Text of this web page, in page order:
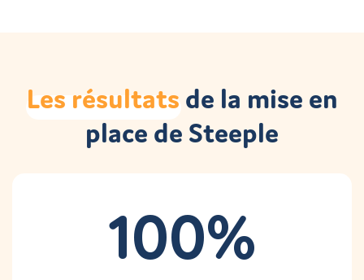
Les résultats de la mise en
place de Steeple
100%